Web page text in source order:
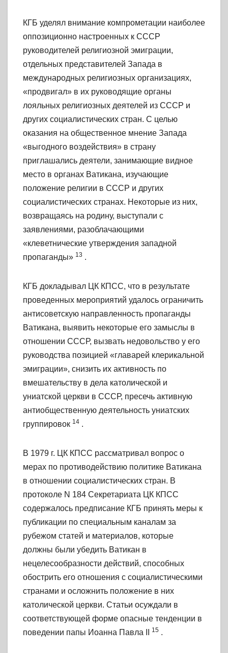
КГБ уделял внимание компрометации наиболее
оппозиционно настроенных к СССР
руководителей религиозной эмиграции,
отдельных представителей Запада в
международных религиозных организациях,
«продвигал» в их руководящие органы
лояльных религиозных деятелей из СССР и
других социалистических стран. С целью
оказания на общественное мнение Запада
«выгодного воздействия» в страну
приглашались деятели, занимающие видное
место в органах Ватикана, изучающие
положение религии в СССР и других
социалистических странах. Некоторые из них,
возвращаясь на родину, выступали с
заявлениями, разоблачающими
«клеветнические утверждения западной
пропаганды» 13 .
КГБ докладывал ЦК КПСС, что в результате
проведенных мероприятий удалось ограничить
антисоветскую направленность пропаганды
Ватикана, выявить некоторые его замыслы в
отношении СССР, вызвать недовольство у его
руководства позицией «главарей клерикальной
эмиграции», снизить их активность по
вмешательству в дела католической и
униатской церкви в СССР, пресечь активную
антиобщественную деятельность униатских
группировок 14 .
В 1979 г. ЦК КПСС рассматривал вопрос о
мерах по противодействию политике Ватикана
в отношении социалистических стран. В
протоколе N 184 Секретариата ЦК КПСС
содержалось предписание КГБ принять меры к
публикации по специальным каналам за
рубежом статей и материалов, которые
должны были убедить Ватикан в
нецелесообразности действий, способных
обострить его отношения с социалистическими
странами и осложнить положение в них
католической церкви. Статьи осуждали в
соответствующей форме опасные тенденции в
поведении папы Иоанна Павла II
15 .